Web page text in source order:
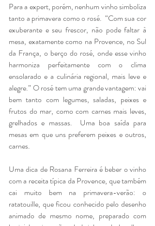
Para a expert, porém, nenhum vinho simboliza
tanto a primavera como o rosé.  “Com sua cor
exuberante e seu frescor, não pode faltar à
mesa, exatamente como na Provence, no Sul
da França, o berço do rosé, onde esse vinho
harmoniza perfeitamente com o clima
ensolarado e a culinária regional, mais leve e
alegre.” O rosé tem uma grande vantagem: vai
bem tanto com legumes, saladas, peixes e
frutos do mar, como com carnes mais leves,
grelhados e massas.  Uma boa saída para
mesas em que uns preferem peixes e outros,
carnes.
Uma dica de Rosana Ferreira é beber o vinho
com a receita típica da Provence, que também
cai muito bem na primavera-verão: o
ratatouille, que ficou conhecido pelo desenho
animado de mesmo nome, preparado com